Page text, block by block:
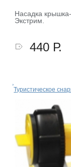
Насадка
Экстрим.
440 Р.
Туристическое